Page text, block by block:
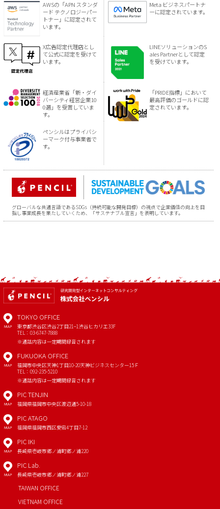
AWSの「APN スタンダ
ード テクノロジーパー
トナー」に認定されて
います。
Meta ビジネスパートナ
ーに認定されています。
X広告認定代理店とし
て公式に認定を受けて
います。
LINEソリューションのS
ales Partnerとして認定
を受けています。
経済産業省「新・ダイ
バーシティ経営企業10
0選」を受賞していま
す。
「PRIDE指標」において
最高評価のゴールドに認
定されています。
ペンシルはプライバシ
ーマーク付与事業者で
す。
グローバルな共通言語であるSDGs（持続可能な開発目標）の視点で企業価値の向上を目
指し事業成長を果たしていくため、「サステナブル宣言」を表明しています。
MAP
TOKYO OFFICE
東京都渋谷区渋谷2丁目21−1渋谷ヒカリエ33F
TEL：03-6747-7888
※通話内容は一定期間録音されます
MAP
FUKUOKA OFFICE
福岡市中央区天神1丁目10-20天神ビジネスセンター15Ｆ
TEL：092-235-5210
※通話内容は一定期間録音されます
MAP
PIC TENJIN
福岡県福岡市中央区渡辺通5-10-18
MAP
PIC ATAGO
福岡県福岡市西区愛宕4丁目7-12
MAP
PIC IKI
長崎県壱岐市郷ノ浦町郷ノ浦220
MAP
PIC Lab.
長崎県壱岐市郷ノ浦町郷ノ浦227
TAIWAN OFFICE
VIETNAM OFFICE